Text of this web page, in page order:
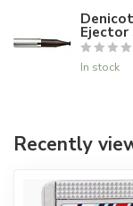
Ejector
In stock
Recently